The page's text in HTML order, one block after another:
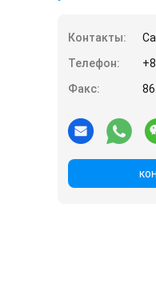
Контакты:
Телефон:
Факс: